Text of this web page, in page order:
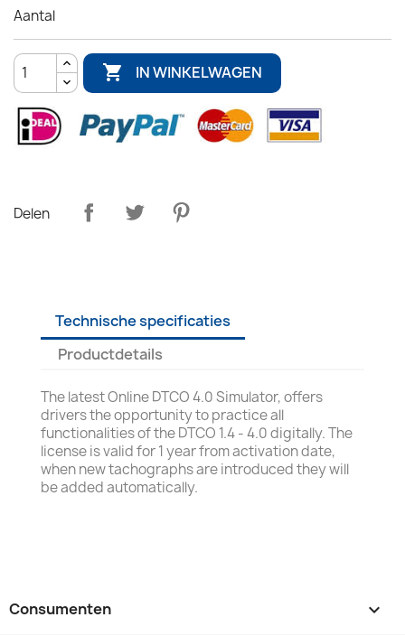
Aantal
 IN WINKELWAGEN
Delen
Technische specificaties
Productdetails
The latest Online DTCO 4.0 Simulator, offers
drivers the opportunity to practice all
functionalities of the DTCO 1.4 - 4.0 digitally. The
license is valid for 1 year from activation date,
when new tachographs are introduced they will
be added automatically.
Consumenten 